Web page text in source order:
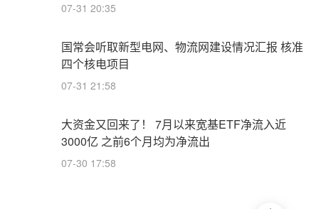
07-31 20:35
国常会听取新型电网、物流网建设情况汇报 核准
四个核电项目
07-31 21:58
大资金又回来了！ 7月以来宽基ETF净流入近
3000亿 之前6个月均为净流出
07-30 17:58